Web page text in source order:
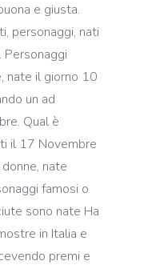
e giusta.
personaggi, nati
nate il giorno 10
un ad
Qual è
il 17 Novembre
nate
famosi o
sono nate Ha
in Italia e
premi e